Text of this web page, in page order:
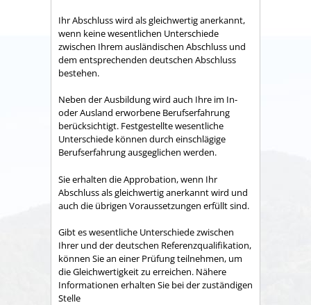
Ihr Abschluss wird als gleichwertig anerkannt,
wenn keine wesentlichen Unterschiede
zwischen Ihrem ausländischen Abschluss und
dem entsprechenden deutschen Abschluss
bestehen.
Neben der Ausbildung wird auch Ihre im In-
oder Ausland erworbene Berufserfahrung
berücksichtigt. Festgestellte wesentliche
Unterschiede können durch einschlägige
Berufserfahrung ausgeglichen werden.
Sie erhalten die Approbation, wenn Ihr
Abschluss als gleichwertig anerkannt wird und
auch die übrigen Voraussetzungen erfüllt sind.
Gibt es wesentliche Unterschiede zwischen
Ihrer und der deutschen Referenzqualifikation,
können Sie an einer Prüfung teilnehmen, um
die Gleichwertigkeit zu erreichen. Nähere
Informationen erhalten Sie bei der zuständigen
Stelle